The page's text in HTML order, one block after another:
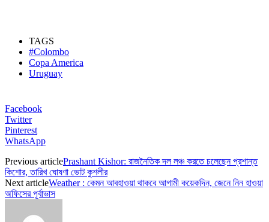
TAGS
#Colombo
Copa America
Uruguay
Facebook
Twitter
Pinterest
WhatsApp
Previous articlePrashant Kishor: রাজনৈতিক দল লঞ্চ করতে চলেছেন প্রশান্ত
কিশোর, তারিখ ঘোষণা ভোট কুশলীর
Next articleWeather : কেমন আবহাওয়া থাকবে আগামী কয়েকদিন, জেনে নিন হাওয়া
অফিসের পূর্বাভাস